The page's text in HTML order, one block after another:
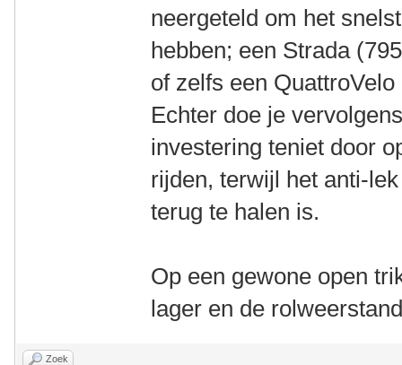
neergeteld om het
hebben; een Strada
of zelfs een
Echter doe je
investering teniet door
rijden, terwijl het anti-
terug te halen is.
Op een gewone open
lager en de
Zoek